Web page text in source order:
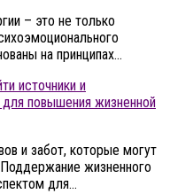
– это не только
на принципах…
источники и
повышения жизненной
и забот, которые могут
жизненного
для…